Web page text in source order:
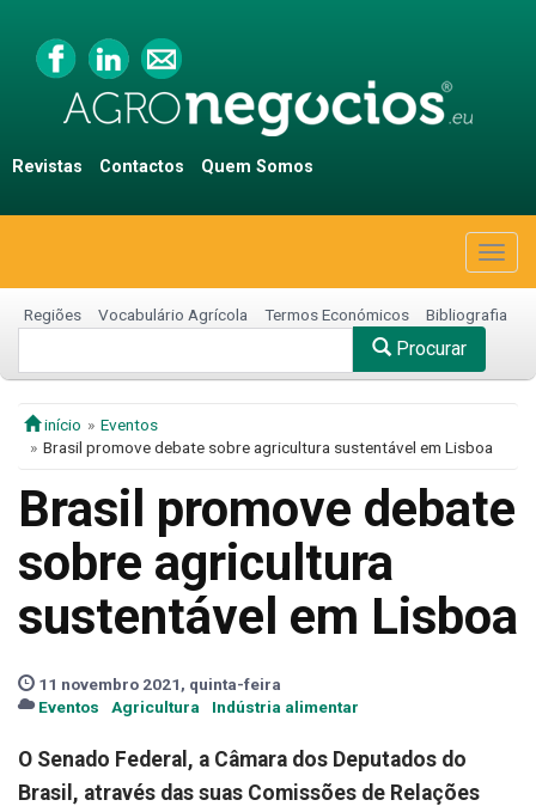
Revistas Contactos Quem Somos
Regiões Vocabulário Agrícola Termos Económicos Bibliografia
Procurar
início
Eventos
Brasil promove debate sobre agricultura sustentável em Lisboa
Brasil promove debate
sobre agricultura
sustentável em Lisboa
11 novembro 2021, quinta-feira
Eventos
Agricultura Indústria alimentar
O Senado Federal, a Câmara dos Deputados do
Brasil, através das suas Comissões de Relações